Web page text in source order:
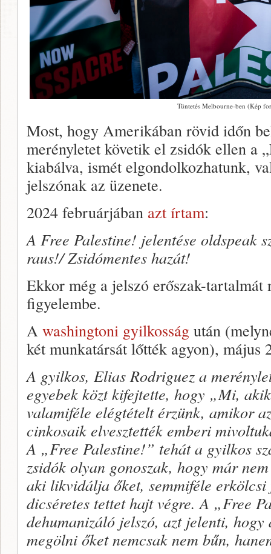
Tüntetés Melbourne-ben (Kép
Most, hogy Amerikában rövid időn
merényletet követik el zsidók ellen a
kiabálva, ismét elgondolkozhatunk,
jelszónak az üzenete.
2024 februárjában azt írtam:
A Free Palestine! jelentése oldspeak
raus!/ Zsidómentes hazát!
Ekkor még a jelszó erőszak-tartalmát
figyelembe.
A washingtoni gyilkosság után
két munkatársát lőtték agyon), május
A gyilkos, Elias Rodriguez a
egyebek közt kifejtette, hogy „Mi,
valamiféle elégtételt érzünk, amikor
cinkosaik elvesztették emberi
A „Free Palestine!” tehát a gyilkos
zsidók olyan gonoszak, hogy már
aki likvidálja őket, semmiféle erkölcsi
dicséretes tettet hajt végre. A „Free
dehumanizáló jelszó, azt jelenti, hogy
megölni őket nemcsak nem bűn,